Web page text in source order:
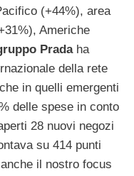
(+44%), area
Americhe
Pradaha
della rete
in quelli emergenti
delle spese in conto
28 nuovi negozi
su 414 punti
il nostro focus